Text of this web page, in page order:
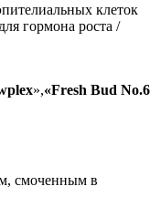
клеток
гормона роста /
»,«Fresh Bud
смоченным в